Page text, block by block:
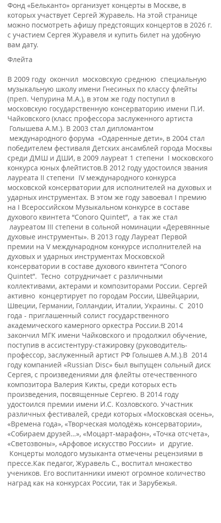
Фонд «Бельканто» организует концерты в Москве, в
которых участвует Сергей Журавель. На этой странице
можно посмотреть афишу предстоящих концертов в 2026 г.
с участием Сергея Журавеля и купить билет на удобную
вам дату.
Флейта
В 2009 году окончил московскую среднюю специальную
музыкальную школу имени Гнесиных по классу флейты
(преп. Чепурина М.А.), в этом же году поступил в
московскую государственную консерваторию имени П.И.
Чайковского (класс профессора заслуженного артиста
Голышева А.М.). В 2003 стал дипломантом
международного форума «Одаренные дети», в 2004 стал
победителем фестиваля Детских ансамблей города Москвы
среди ДМШ и ДШИ, в 2009 лауреат 1 степени I московского
конкурса юных флейтистов.В 2012 году удостоился звания
лауреата II степени IV международного конкурса
московской консерватории для исполнителей на духовых и
ударных инструментах. В этом же году завоевал I премию
на I Всероссийском Музыкальном конкурсе в составе
духового квинтета “Conoro Quintet”, а так же стал
лауреатом III степени в сольной номинации «Деревянные
духовые инструменты». В 2013 году Лауреат Первой
премии на V международном конкурсе исполнителей на
духовых и ударных инструментах Московской
консерватории в составе духового квинтета “Conoro
Quintet”. Тесно сотрудничает с различными
коллективами, актерами и композиторами России. Сергей
активно концертирует по городам России, Швейцарии,
Швеции, Германии, Голландии, Италии, Украины. С 2010
года - приглашенный солист государственного
академического камерного оркестра России.В 2014
закончил МГК имени Чайковского и продолжил обучение,
поступив в ассистентуру-стажировку (руководитель-
профессор, заслуженный артист РФ Голышев А.М.).В 2014
году компанией «Russian Disc» был выпущен сольный диск
Сергея, с произведениями для флейты отечественного
композитора Валерия Кикты, среди которых есть
произведения, посвященные Сергею. В 2014 году
удостоился премии имени И.С. Козловского. Участник
различных фестивалей, среди которых «Московская осень»,
«Времена года», «Творческая молодёжь консерватории»,
«Собираем друзей…», «Моцарт-марафон», «Точка отсчета»,
«Светозвоны», «Арфовое искусство России» и другие.
Концерты молодого музыканта отмечены рецензиями в
прессе.Как педагог, Журавель С., воспитал множество
учеников. Его воспитанники имеют огромное количество
наград как на конкурсах России, так и Зарубежья.